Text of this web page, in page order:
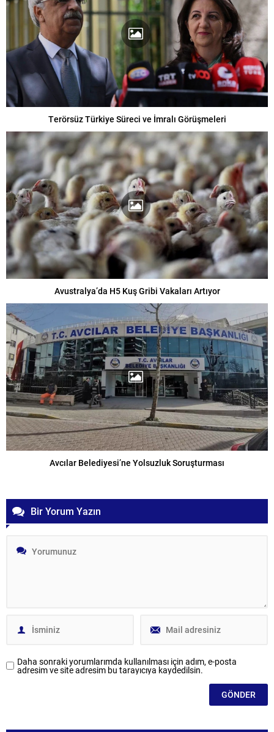
Terörsüz Türkiye Süreci ve İmralı Görüşmeleri
Avustralya’da H5 Kuş Gribi Vakaları Artıyor
Avcılar Belediyesi’ne Yolsuzluk Soruşturması
Bir Yorum Yazın
Daha sonraki yorumlarımda kullanılması için adım, e-posta
adresim ve site adresim bu tarayıcıya kaydedilsin.